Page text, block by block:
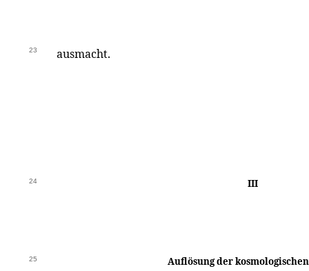
23 ausmacht.
24 III
25 Auflösung der